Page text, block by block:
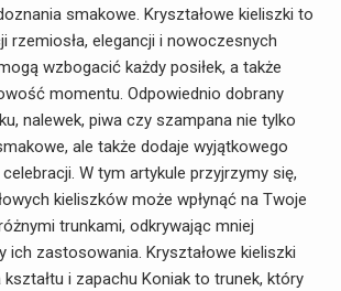
smakowe. Kryształowe kieliszki to
rzemiosła, elegancji i nowoczesnych
wzbogacić każdy posiłek, a także
momentu. Odpowiednio dobrany
nalewek, piwa czy szampana nie tylko
ale także dodaje wyjątkowego
W tym artykule przyjrzymy się,
kieliszków może wpłynąć na Twoje
trunkami, odkrywając mniej
ich zastosowania. Kryształowe kieliszki
kształtu i zapachu Koniak to trunek, który